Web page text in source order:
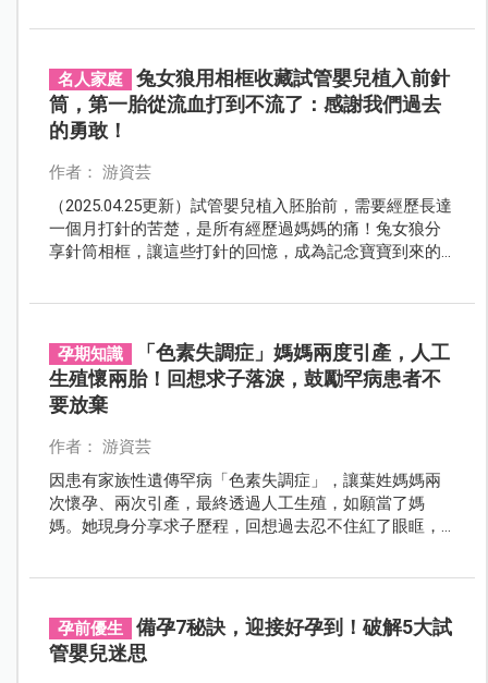
名人家庭
兔女狼用相框收藏試管嬰兒植入前針
筒，第一胎從流血打到不流了：感謝我們過去
的勇敢！
作者： 游資芸
（2025.04.25更新）試管嬰兒植入胚胎前，需要經歷長達
一個月打針的苦楚，是所有經歷過媽媽的痛！兔女狼分
享針筒相框，讓這些打針的回憶，成為記念寶寶到來的
孕期知識
「色素失調症」媽媽兩度引產，人工
生殖懷兩胎！回想求子落淚，鼓勵罕病患者不
要放棄
作者： 游資芸
因患有家族性遺傳罕病「色素失調症」，讓葉姓媽媽兩
次懷孕、兩次引產，最終透過人工生殖，如願當了媽
媽。她現身分享求子歷程，回想過去忍不住紅了眼眶，
孕前優生
備孕7秘訣，迎接好孕到！破解5大試
管嬰兒迷思